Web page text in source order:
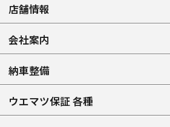
店舗情報
会社案内
納車整備
ウエマツ保証 各種